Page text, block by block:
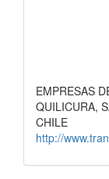
EMPRESAS
QUILICURA,
CHILE
http://